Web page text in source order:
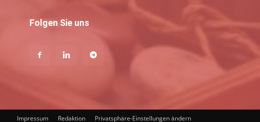
Folgen Sie uns
Impressum Redaktion Privatsphäre-Einstellungen ändern